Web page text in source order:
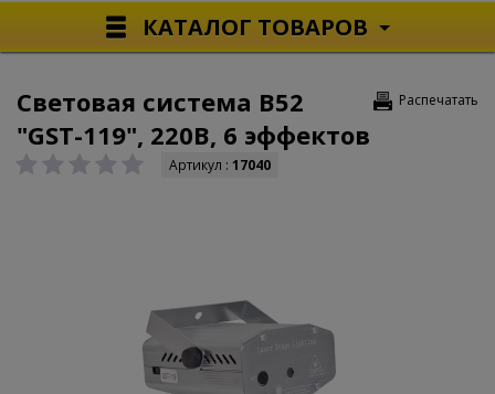
КАТАЛОГ ТОВАРОВ
Распечатать
Световая система B52
"GST-119", 220В, 6 эффектов
Артикул : 17040